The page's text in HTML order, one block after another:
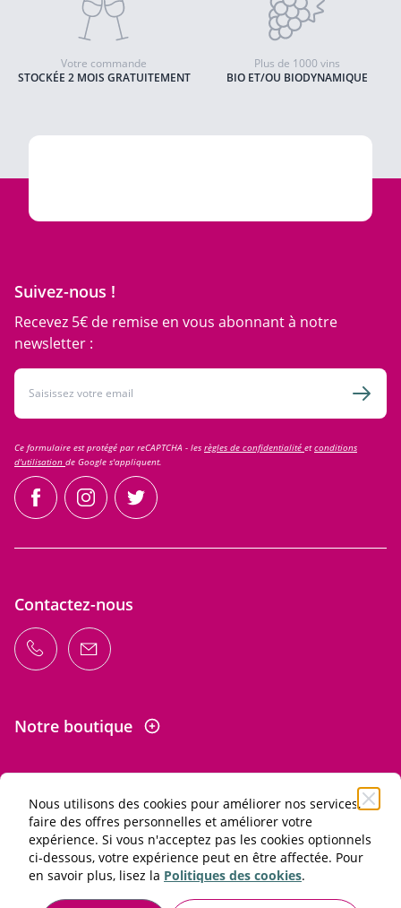
Nous utilisons des cookies pour améliorer nos services,
faire des offres personnelles et améliorer votre
expérience. Si vous n'acceptez pas les cookies optionnels
ci-dessous, votre expérience peut en être affectée. Pour
en savoir plus, lisez la Politiques des cookies.
STOCKÉE 2 MOIS GRATUITEMENT
Votre commande
BIO ET/OU BIODYNAMIQUE
Plus de 1000 vins
Suivez-nous !
Recevez 5€ de remise en vous abonnant à notre
newsletter :
Adresse email
Ce formulaire est protégé par reCAPTCHA - les règles de confidentialité etconditions
d'utilisation de Google s'appliquent.
facebookinstagramtwitter
Contactez-nous
Notre boutique
Informations
L'abus d'alcool est dangereux pour la santé. À consommer
avec modération.